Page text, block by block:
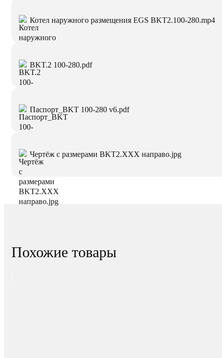
Котел наружного размещения EGS BKT2.100-280.mp4
BKT.2 100-280.pdf
Паспорт_BKT 100-280 v6.pdf
Чертёж с размерами BKT2.XXX направо.jpg
Похожие товары